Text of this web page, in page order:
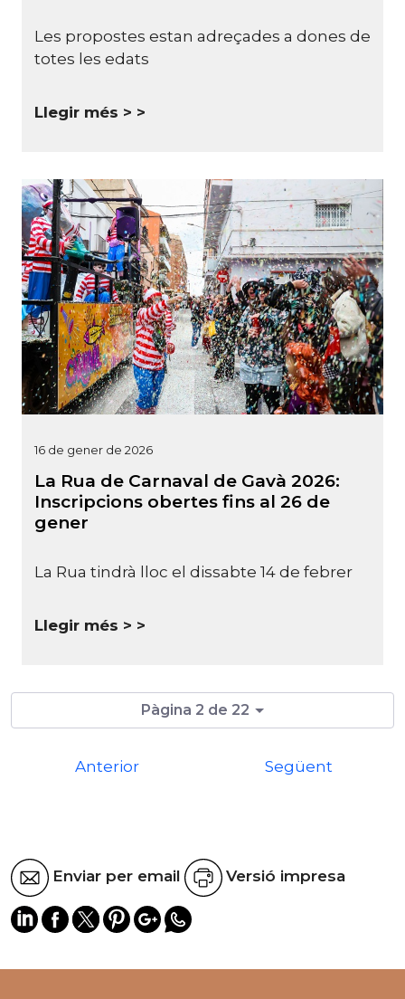
Les propostes estan adreçades a dones de
totes les edats
Llegir més >
16 de gener de 2026
La Rua de Carnaval de Gavà 2026:
Inscripcions obertes fins al 26 de
gener
La Rua tindrà lloc el dissabte 14 de febrer
Llegir més >
Pàgina 2 de 22
Anterior Següent
Enviar per email Versió impresa